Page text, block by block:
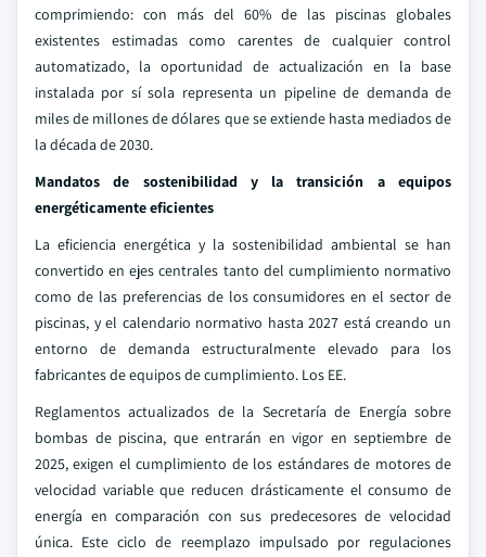
comprimiendo: con más del 60% de las piscinas globales
existentes estimadas como carentes de cualquier control
automatizado, la oportunidad de actualización en la base
instalada por sí sola representa un pipeline de demanda de
miles de millones de dólares que se extiende hasta mediados de
la década de 2030.
Mandatos de sostenibilidad y la transición a equipos
energéticamente eficientes
La eficiencia energética y la sostenibilidad ambiental se han
convertido en ejes centrales tanto del cumplimiento normativo
como de las preferencias de los consumidores en el sector de
piscinas, y el calendario normativo hasta 2027 está creando un
entorno de demanda estructuralmente elevado para los
fabricantes de equipos de cumplimiento. Los EE.
Reglamentos actualizados de la Secretaría de Energía sobre
bombas de piscina, que entrarán en vigor en septiembre de
2025, exigen el cumplimiento de los estándares de motores de
velocidad variable que reducen drásticamente el consumo de
energía en comparación con sus predecesores de velocidad
única. Este ciclo de reemplazo impulsado por regulaciones